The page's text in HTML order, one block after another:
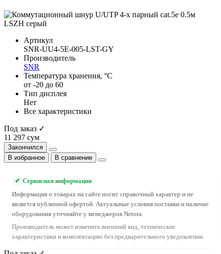
Артикул
SNR-UU4-5E-005-LST-GY
Производитель
SNR
Температура хранения, °C
от -20 до 60
Тип дисплея
Нет
Все характеристики
Под заказ ✓
11 297 сум
Закончился
В избранное
В сравнение
✔ Сервисная информация
Информация о товарах на сайте носит справочный характер и не
является публичной офертой. Актуальные условия поставки и наличие
оборудования уточняйте у менеджеров Netora.
Производитель может изменять внешний вид, технические
характеристики и комплектацию без предварительного уведомления.